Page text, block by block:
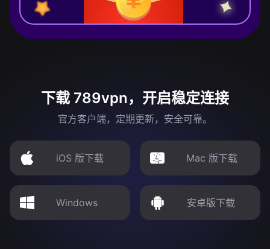
下载 789vpn，开启稳定连接
官方客户端，定期更新，安全可靠。
iOS 版下载 Mac 版下载
Windows 安卓版下载